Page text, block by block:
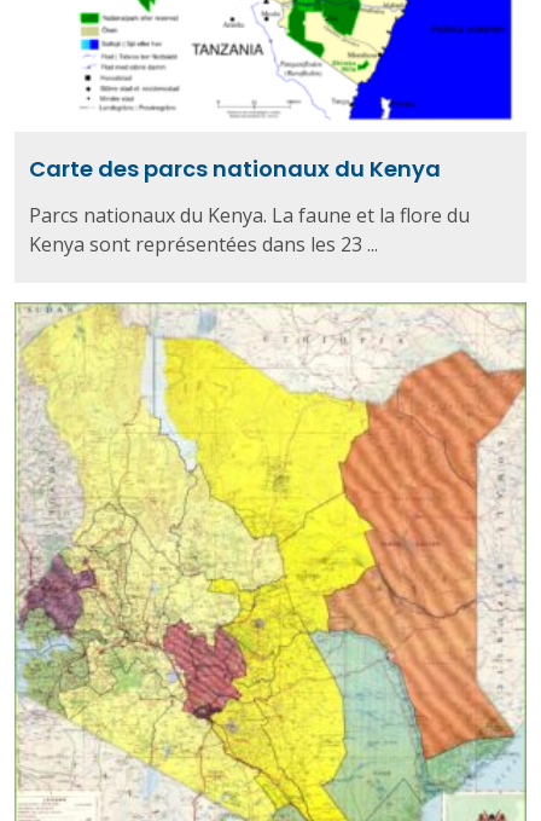
Carte des parcs nationaux du Kenya
Parcs nationaux du Kenya. La faune et la flore du
Kenya sont représentées dans les 23 ...